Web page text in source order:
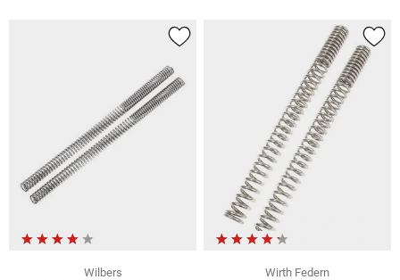
Wilbers
Wirth Federn